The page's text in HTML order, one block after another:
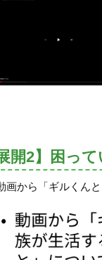
展開2】困っ
画から「ギルくん